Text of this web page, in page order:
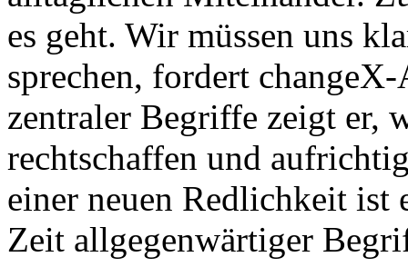
es geht. Wir müssen uns
sprechen, fordert
zentraler Begriffe zeigt er,
rechtschaffen und
einer neuen Redlichkeit
Zeit allgegenwärtiger